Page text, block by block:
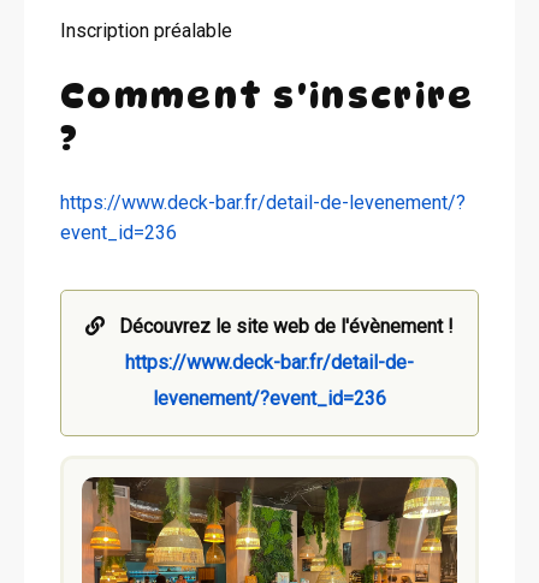
Inscription préalable
Comment s'inscrire
?
https://www.deck-bar.fr/detail-de-levenement/?
event_id=236
Découvrez le site web de l'évènement !
https://www.deck-bar.fr/detail-de-
levenement/?event_id=236